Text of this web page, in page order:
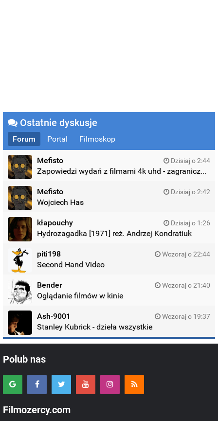
Ostatnie dyskusje
Forum Portal Filmoskop
Mefisto Dzisiaj o 2:44
Zapowiedzi wydań z filmami 4k uhd - zagraniczne wydania
Mefisto Dzisiaj o 2:42
Wojciech Has
kłapouchy Dzisiaj o 1:26
Hydrozagadka [1971] reż. Andrzej Kondratiuk
piti198 Wczoraj o 22:44
Second Hand Video
Bender Wczoraj o 21:40
Oglądanie filmów w kinie
Ash-9001 Wczoraj o 19:37
Stanley Kubrick - dzieła wszystkie
Polub nas
Filmozercy.com